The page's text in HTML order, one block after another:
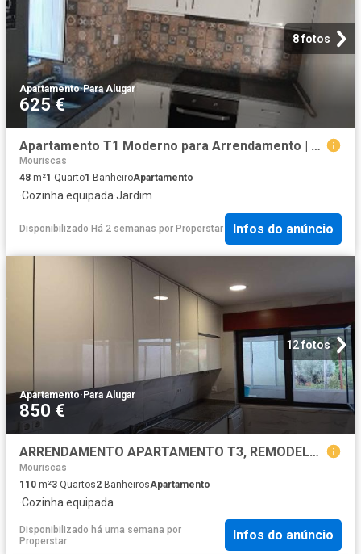
8 fotos
Apartamento·Para Alugar
625 €
Apartamento T1 Moderno para Arrendamento | Centro de Abrantes
Mouriscas
48 m²1 Quarto1 BanheiroApartamento
·Cozinha equipada·Jardim
Disponibilizado Há 2 semanas por Properstar Infos do anúncio
12 fotos
Apartamento· Para Alugar
850 €
ARRENDAMENTO APARTAMENTO T3, REMODELADO ALFERRAREDE, ABRANTES
Mouriscas
110 m²3 Quartos2 BanheirosApartamento
·Cozinha equipada
Disponibilizado há uma semana por
Properstar
Infos do anúncio